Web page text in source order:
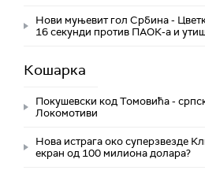
Нови муњевит гол Србина -
16 секунди против ПАОК-а и
Кошарка
Покушевски код Томовића -
Локомотиви
Нова истрага око суперзвезде
екран од 100 милиона долара?